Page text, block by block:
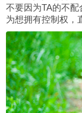
不要因为TA的不配
为想拥有控制权，